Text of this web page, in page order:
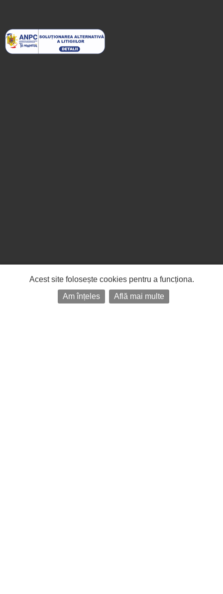
Acest site folosește cookies pentru a funcționa.
Am înțeles
Află mai multe